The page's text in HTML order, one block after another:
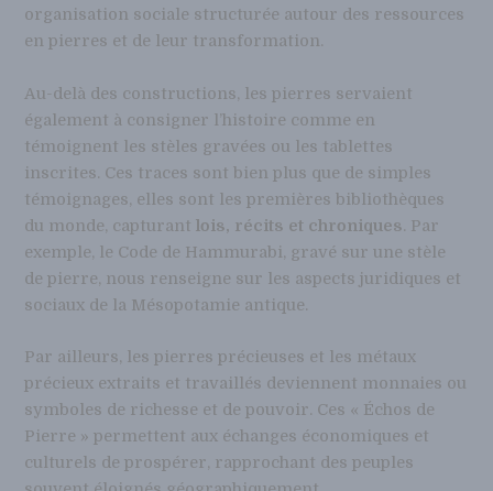
organisation sociale structurée autour des ressources
en pierres et de leur transformation.
Au-delà des constructions, les pierres servaient
également à consigner l’histoire comme en
témoignent les stèles gravées ou les tablettes
inscrites. Ces traces sont bien plus que de simples
témoignages, elles sont les premières bibliothèques
du monde, capturantlois, récits et chroniques. Par
exemple, le Code de Hammurabi, gravé sur une stèle
de pierre, nous renseigne sur les aspects juridiques et
sociaux de la Mésopotamie antique.
Par ailleurs, les pierres précieuses et les métaux
précieux extraits et travaillés deviennent monnaies ou
symboles de richesse et de pouvoir. Ces « Échos de
Pierre » permettent aux échanges économiques et
culturels de prospérer, rapprochant des peuples